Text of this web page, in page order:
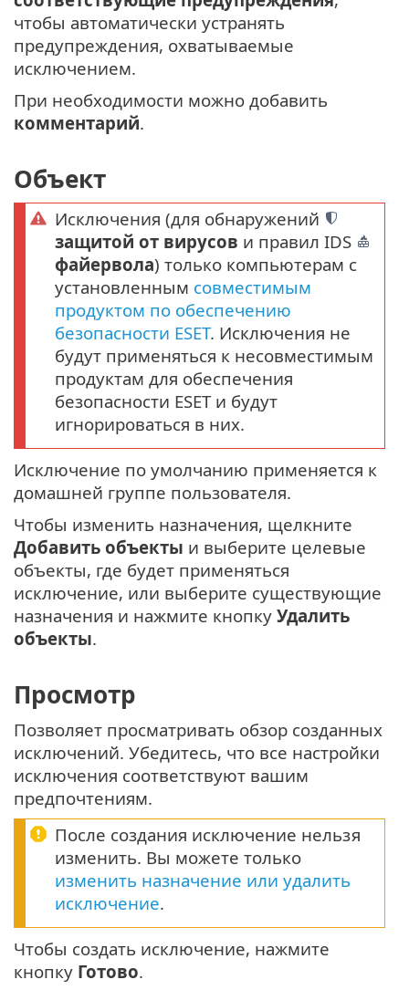
чтобы автоматически устранять
предупреждения, охватываемые
исключением.
При необходимости можно добавить
комментарий.
Объект
Исключения (для обнаружений
защитой от вирусов и правил IDS
файервола) только компьютерам с
установленным совместимым
продуктом по обеспечению
безопасности ESET. Исключения не
будут применяться к несовместимым
продуктам для обеспечения
безопасности ESET и будут
игнорироваться в них.
Исключение по умолчанию применяется к
домашней группе пользователя.
Чтобы изменить назначения, щелкните
Добавить объекты и выберите целевые
объекты, где будет применяться
исключение, или выберите существующие
назначения и нажмите кнопку Удалить
объекты.
Просмотр
Позволяет просматривать обзор созданных
исключений. Убедитесь, что все настройки
исключения соответствуют вашим
предпочтениям.
После создания исключение нельзя
изменить. Вы можете только
изменить назначение или удалить
исключение.
Чтобы создать исключение, нажмите
кнопку Готово.